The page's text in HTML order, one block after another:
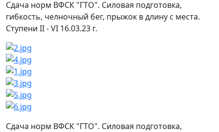
Сдача норм ВФСК "ГТО". Силовая подготовка,
гибкость, челночный бег, прыжок в длину с места.
Ступени II - VI 16.03.23 г.
Сдача норм ВФСК "ГТО". Силовая подготовка,